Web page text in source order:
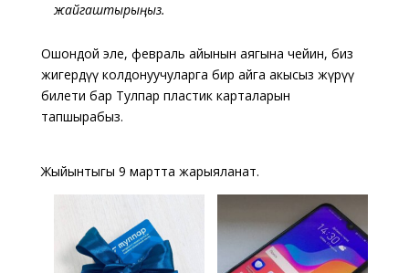
жайгаштырыңыз.
Ошондой эле, февраль айынын аягына чейин, биз
жигердүү колдонуучуларга бир айга акысыз жүрүү
билети бар Тулпар пластик карталарын
тапшырабыз.
Жыйынтыгы 9 мартта жарыяланат.